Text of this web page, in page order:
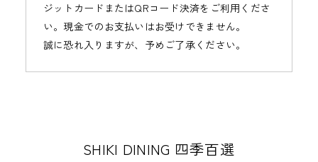
ジットカードまたはQRコード決済をご利用くださ
い。現金でのお支払いはお受けできません。
誠に恐れ入りますが、予めご了承ください。
SHIKI DINING 四季百選